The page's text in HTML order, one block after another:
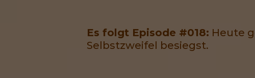
Es folgt Episode #018: Heute
Selbstzweifel besiegst.